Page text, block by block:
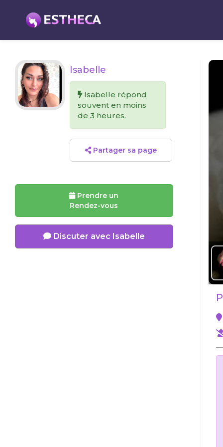
Isabelle
Isabelle répond
souvent en moins
de 3 heures.
Partager sa page
Prendre un
Rendez-vous
Discuter avec Isabelle